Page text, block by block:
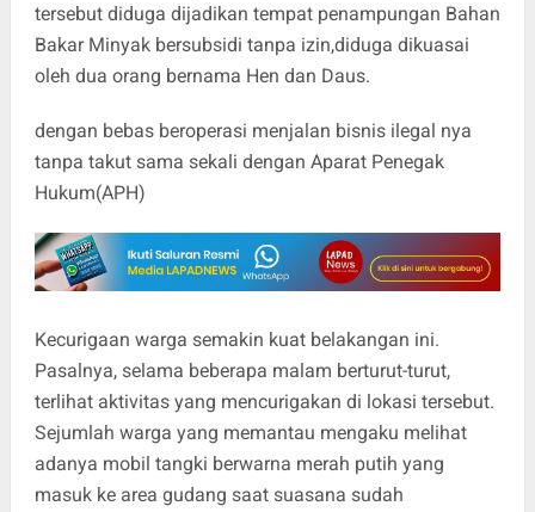
tersebut diduga dijadikan tempat penampungan Bahan
Bakar Minyak bersubsidi tanpa izin,diduga dikuasai
oleh dua orang bernama Hen dan Daus.
dengan bebas beroperasi menjalan bisnis ilegal nya
tanpa takut sama sekali dengan Aparat Penegak
Hukum(APH)
Kecurigaan warga semakin kuat belakangan ini.
Pasalnya, selama beberapa malam berturut-turut,
terlihat aktivitas yang mencurigakan di lokasi tersebut.
Sejumlah warga yang memantau mengaku melihat
adanya mobil tangki berwarna merah putih yang
masuk ke area gudang saat suasana sudah